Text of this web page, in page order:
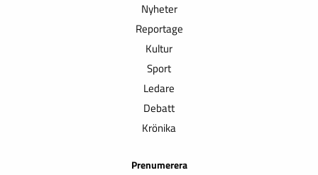
Nyheter
Reportage
Kultur
Sport
Ledare
Debatt
Krönika
Prenumerera